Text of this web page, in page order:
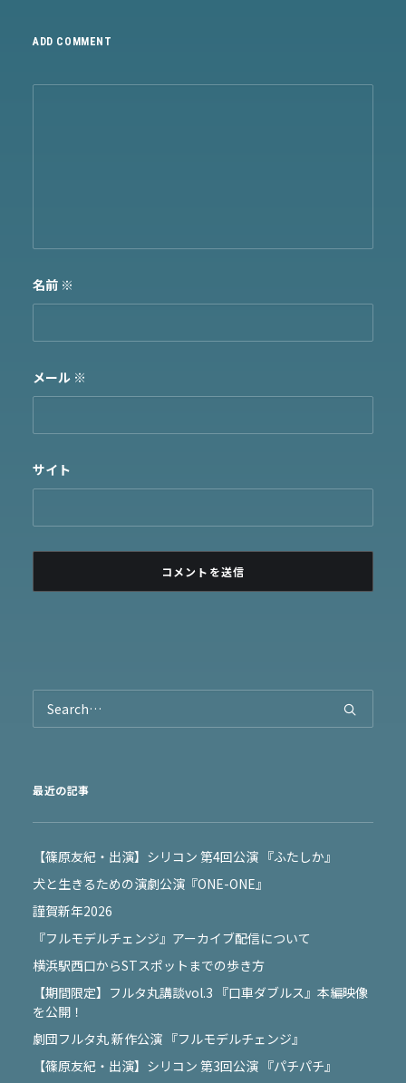
ADD COMMENT
名前 ※
メール ※
サイト
最近の記事
【篠原友紀・出演】シリコン 第4回公演 『ふたしか』
犬と生きるための演劇公演『ONE-ONE』
謹賀新年2026
『フルモデルチェンジ』アーカイブ配信について
横浜駅西口からSTスポットまでの歩き方
【期間限定】フルタ丸講談vol.3 『口車ダブルス』本編映像
を公開！
劇団フルタ丸 新作公演 『フルモデルチェンジ』
【篠原友紀・出演】シリコン 第3回公演 『パチパチ』